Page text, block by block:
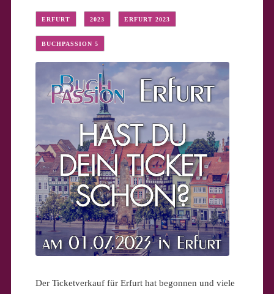
ERFURT 2023 ERFURT 2023
BUCHPASSION 5
Der Ticketverkauf für Erfurt hat begonnen und viele